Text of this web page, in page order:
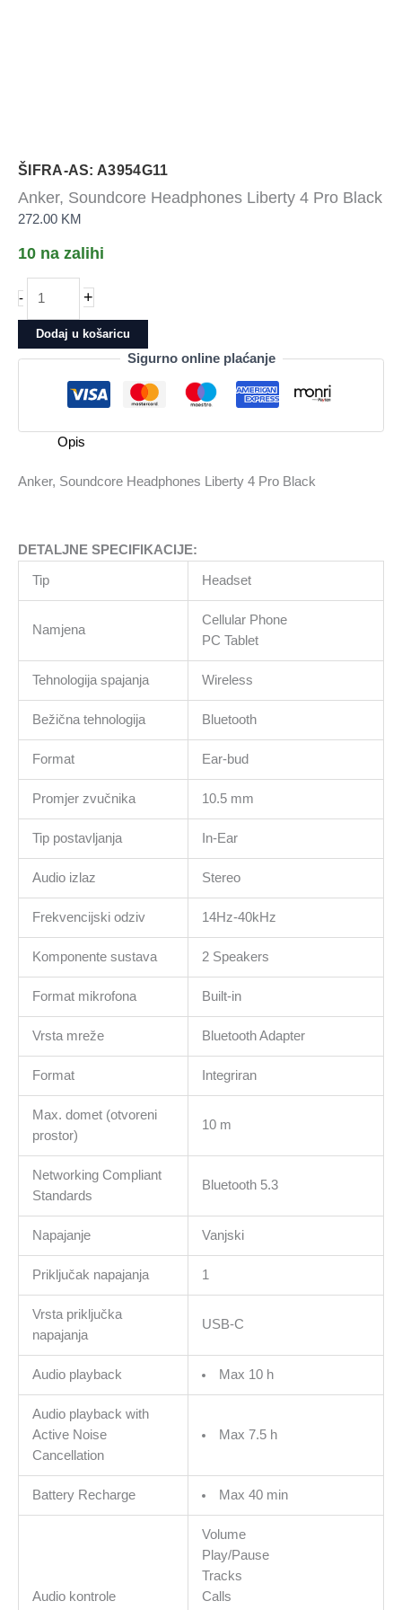
ŠIFRA-AS: A3954G11
Anker, Soundcore Headphones Liberty 4 Pro Black
272.00 KM
10 na zalihi
-
Soundcore
Headphones
Liberty
količina
+
Dodaj u košaricu
Sigurno online plaćanje
Opis
Anker, Soundcore Headphones Liberty 4 Pro Black
DETALJNE SPECIFIKACIJE:
Tip Headset
Namjena
Cellular Phone
PC Tablet
Tehnologija spajanja Wireless
Bežična tehnologija Bluetooth
Format Ear-bud
Promjer zvučnika 10.5 mm
Tip postavljanja In-Ear
Audio izlaz Stereo
Frekvencijski odziv 14Hz-40kHz
Komponente sustava 2 Speakers
Format mikrofona Built-in
Vrsta mreže Bluetooth Adapter
Format Integriran
Max. domet (otvoreni
prostor)
10 m
Networking Compliant
Standards
Bluetooth 5.3
Napajanje Vanjski
Priključak napajanja 1
Vrsta priključka
napajanja
USB-C
Audio playback Max 10 h
Audio playback with
Active Noise
Cancellation
Max 7.5 h
Battery Recharge Max 40 min
Audio kontrole
Volume
Play/Pause
Tracks
Calls